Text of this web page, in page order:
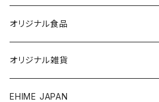
オリジナル食品
銘菓・名産
ジュース・飲料
オリジナル雑貨
タオル・ボディケア
EHIME JAPAN